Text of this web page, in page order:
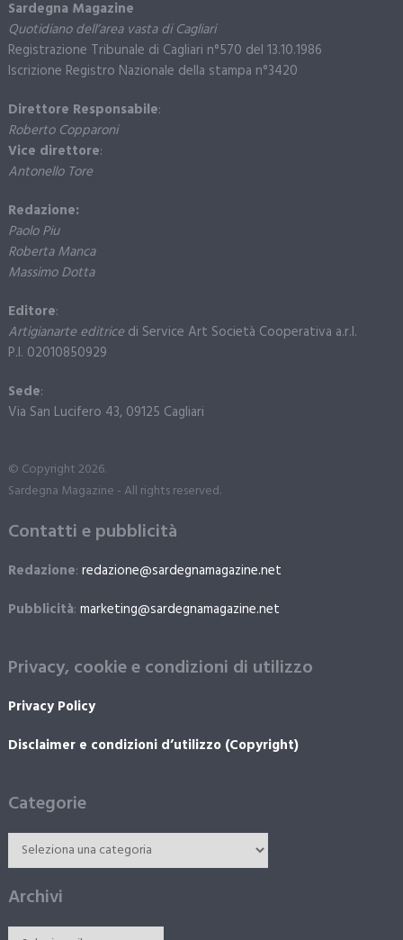
Sardegna Magazine
Quotidiano dell’area vasta di Cagliari
Registrazione Tribunale di Cagliari n°570 del 13.10.1986
Iscrizione Registro Nazionale della stampa n°3420
Direttore Responsabile:
Roberto Copparoni
Vice direttore:
Antonello Tore
Redazione:
Paolo Piu
Roberta Manca
Massimo Dotta
Editore:
Artigianarte editricedi Service Art Società Cooperativa a.r.l.
P.I. 02010850929
Sede:
Via San Lucifero 43, 09125 Cagliari
© Copyright 2026.
Sardegna Magazine - All rights reserved.
Contatti e pubblicità
Redazione: redazione@sardegnamagazine.net
Pubblicità: marketing@sardegnamagazine.net
Privacy, cookie e condizioni di utilizzo
Privacy Policy
Disclaimer e condizioni d’utilizzo (Copyright)
Categorie
Archivi